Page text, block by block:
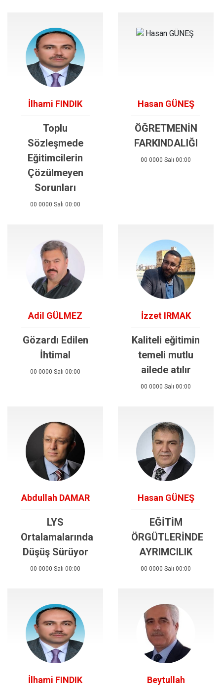
İlhami FINDIK
Toplu
Sözleşmede
Eğitimcilerin
Çözülmeyen
Sorunları
00 0000 Salı 00:00
Hasan GÜNEŞ
ÖĞRETMENİN
FARKINDALIĞI
00 0000 Salı 00:00
Adil GÜLMEZ
Gözardı Edilen
İhtimal
00 0000 Salı 00:00
İzzet IRMAK
Kaliteli eğitimin
temeli mutlu
ailede atılır
00 0000 Salı 00:00
Abdullah DAMAR
LYS
Ortalamalarında
Düşüş Sürüyor
00 0000 Salı 00:00
Hasan GÜNEŞ
EĞİTİM
ÖRGÜTLERİNDE
AYRIMCILIK
00 0000 Salı 00:00
İlhami FINDIK
Beytullah